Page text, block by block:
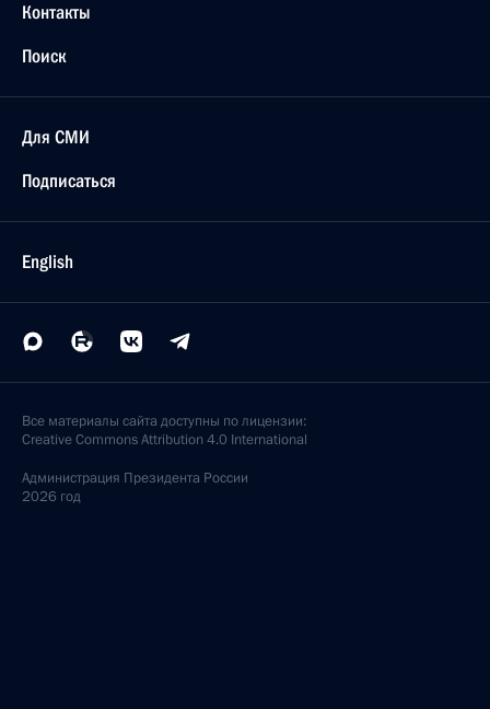
Контакты
Поиск
Для СМИ
Подписаться
English
Все материалы сайта доступны по лицензии:
Creative Commons Attribution 4.0 International
Администрация Президента России
2026 год